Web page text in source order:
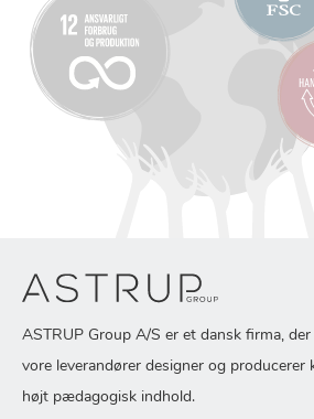
ASTRUP Group A/S er et dansk firma,
vore leverandører designer og producerer
højt pædagogisk indhold.